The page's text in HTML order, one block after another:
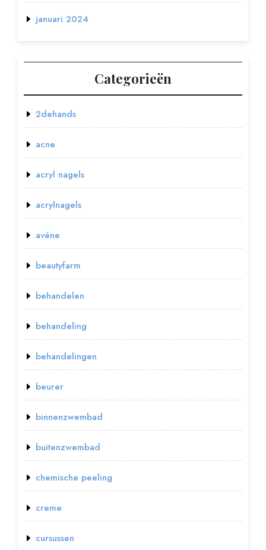
januari 2024
Categorieën
2dehands
acne
acryl nagels
acrylnagels
avéne
beautyfarm
behandelen
behandeling
behandelingen
beurer
binnenzwembad
buitenzwembad
chemische peeling
creme
cursussen